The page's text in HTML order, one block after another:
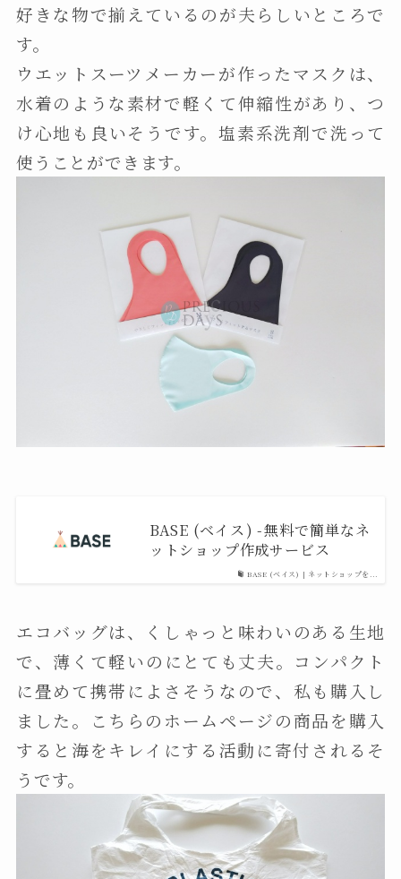
好きな物で揃えているのが夫らしいところで
す。
ウエットスーツメーカーが作ったマスクは、
水着のような素材で軽くて伸縮性があり、つ
け心地も良いそうです。塩素系洗剤で洗って
使うことができます。
BASE (ベイス) | ネットショップを...
BASE (ベイス) -無料で簡単なネ
ットショップ作成サービス
エコバッグは、くしゃっと味わいのある生地
で、薄くて軽いのにとても丈夫。コンパクト
に畳めて携帯によさそうなので、私も購入し
ました。こちらのホームページの商品を購入
すると海をキレイにする活動に寄付されるそ
うです。